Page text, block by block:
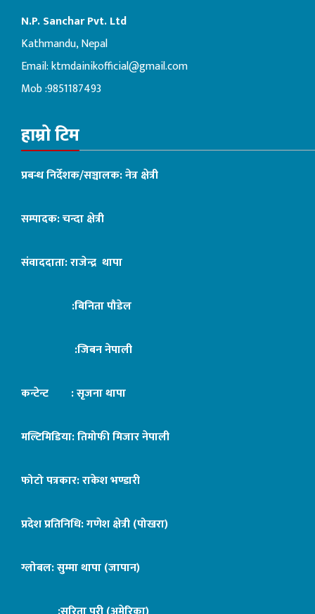
N.P. Sanchar Pvt. Ltd
Kathmandu, Nepal
Email:ktmdainikofficial@gmail.com
Mob :9851187493
हाम्रो टिम
प्रबन्ध निर्देशक/सञ्चालक: नेत्र क्षेत्री
सम्पादक: चन्दा क्षेत्री
संवाददाता: राजेन्द्र थापा
:बिनिता पौडेल
:जिबन नेपाली
कन्टेन्ट : सृजना थापा
मल्टिमिडिया: तिमोफी मिजार नेपाली
फोटो पत्रकार: राकेश भण्डारी
प्रदेश प्रतिनिधि: गणेश क्षेत्री (पोखरा)
ग्लोबल: सुम्मा थापा (जापान)